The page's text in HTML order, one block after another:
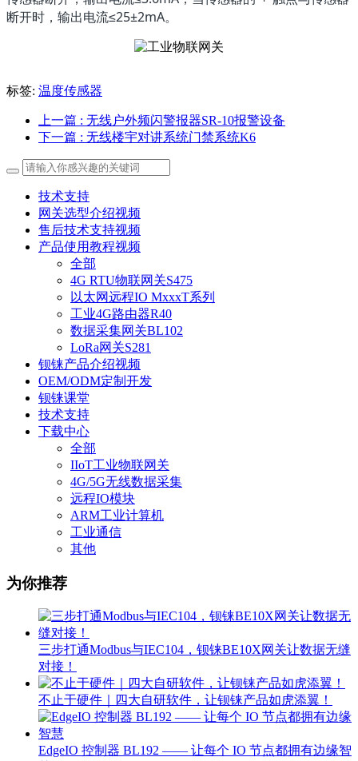
断开时，输出电流≤25±2mA。
标签: 温度传感器
上一篇 : 无线户外频闪警报器SR-10报警设备
下一篇 : 无线楼宇对讲系统门禁系统K6
技术支持
网关选型介绍视频
售后技术支持视频
产品使用教程视频
全部
4G RTU物联网关S475
以太网远程IO MxxxT系列
工业4G路由器R40
数据采集网关BL102
LoRa网关S281
钡铼产品介绍视频
OEM/ODM定制开发
钡铼课堂
技术支持
下载中心
全部
IIoT工业物联网关
4G/5G无线数据采集
远程IO模块
ARM工业计算机
工业通信
其他
为你推荐
三步打通Modbus与IEC104，钡铼BE10X网关让数据无缝
对接！
不止于硬件｜四大自研软件，让钡铼产品如虎添翼！
EdgeIO 控制器 BL192 —— 让每个 IO 节点都拥有边缘智